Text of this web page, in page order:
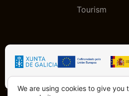
Tourism
We are using cookies to give you